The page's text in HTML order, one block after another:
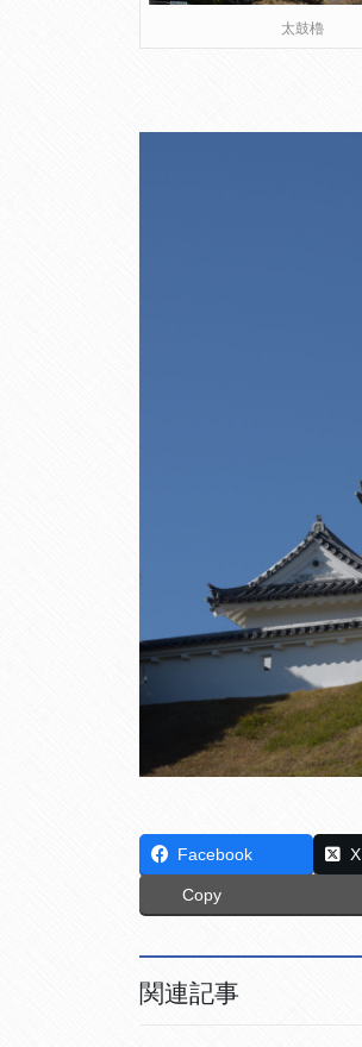
太鼓櫓
Facebook X
Copy
関連記事